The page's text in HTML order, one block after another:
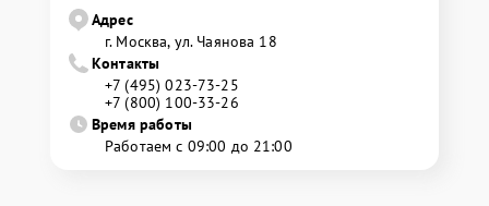
Адрес
г. Москва, ул. Чаянова 18
Контакты
+7 (495) 023-73-25
+7 (800) 100-33-26
Время работы
Работаем с 09:00 до 21:00